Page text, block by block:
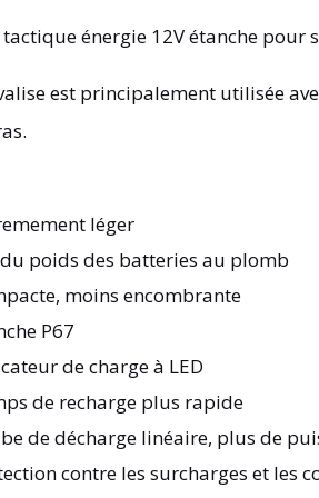
tactique énergie 12V étanche
est principalement utilisée
léger
poids des batteries au plomb
moins encombrante
P67
de charge à LED
de recharge plus rapide
de décharge linéaire, plus de
contre les surcharges et les